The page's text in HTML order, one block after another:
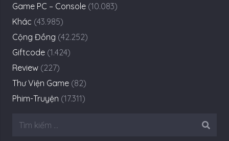
Game PC – Console (10.083)
Khác (43.985)
Cộng Đồng (42.252)
Giftcode (1.424)
Review (227)
Thư Viện Game (82)
Phim-Truyện (17.311)
Tìm